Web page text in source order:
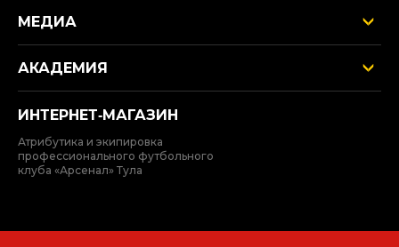
МЕДИА
АКАДЕМИЯ
ИНТЕРНЕТ‑МАГАЗИН
Атрибутика и экипировка
профессионального футбольного
клуба «Арсенал» Тула